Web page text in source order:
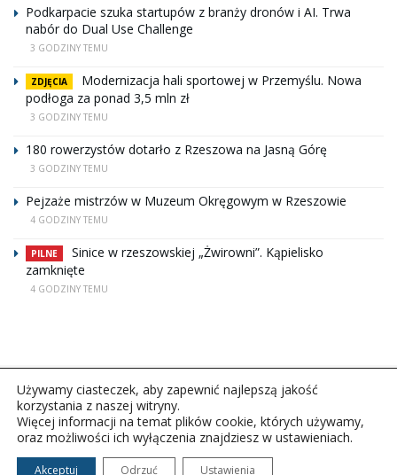
Podkarpacie szuka startupów z branży dronów i AI. Trwa
nabór do Dual Use Challenge
3 GODZINY TEMU
ZDJĘCIA
Modernizacja hali sportowej w Przemyślu. Nowa
podłoga za ponad 3,5 mln zł
3 GODZINY TEMU
180 rowerzystów dotarło z Rzeszowa na Jasną Górę
3 GODZINY TEMU
Pejzaże mistrzów w Muzeum Okręgowym w Rzeszowie
4 GODZINY TEMU
PILNE
Sinice w rzeszowskiej „Żwirowni”. Kąpielisko
zamknięte
4 GODZINY TEMU
Copyright © 2026Polskie Radio Rzeszów S.A. w likwidacj.
Wszelkie prawa zastrzeżone.
Używamy ciasteczek, aby zapewnić najlepszą jakość
korzystania z naszej witryny.
Więcej informacji na temat plików cookie, których używamy,
oraz możliwości ich wyłączenia znajdziesz w ustawieniach.
Akceptuj Odrzuć Ustawienia